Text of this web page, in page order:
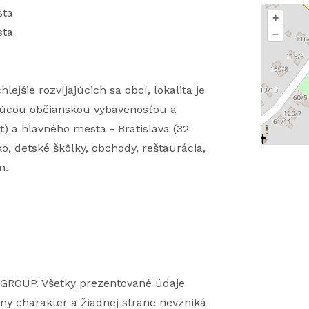
rozvíjajúcich sa obcí, lokalita je
občianskou vybavenosťou a
a hlavného mesta - Bratislava (32
detské škôlky, obchody, reštaurácia,
Všetky prezentované údaje
charakter a žiadnej strane nevzniká
+
–